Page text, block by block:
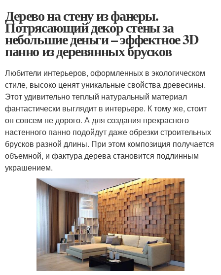
Дерево на стену из фанеры.
Потрясающий декор стены за
небольшие деньги – эффектное 3D
панно из деревянных брусков
Любители интерьеров, оформленных в экологическом
стиле, высоко ценят уникальные свойства древесины.
Этот удивительно теплый натуральный материал
фантастически выглядит в интерьере. К тому же, стоит
он совсем не дорого. А для создания прекрасного
настенного панно подойдут даже обрезки строительных
брусков разной длины. При этом композиция получается
объемной, и фактура дерева становится подлинным
украшением.